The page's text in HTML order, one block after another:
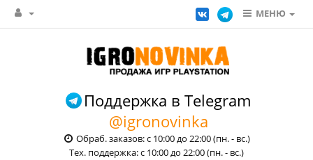
МЕНЮ
Поддержка в Telegram
@igronovinka
Обраб. заказов: с 10:00 до 22:00 (пн. - вс.)
Тех. поддержка: с 10:00 до 22:00 (пн. - вс.)